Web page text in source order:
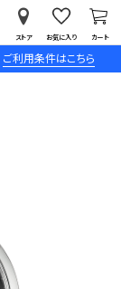
ご利用条件はこちら
ストア お気に入り カート